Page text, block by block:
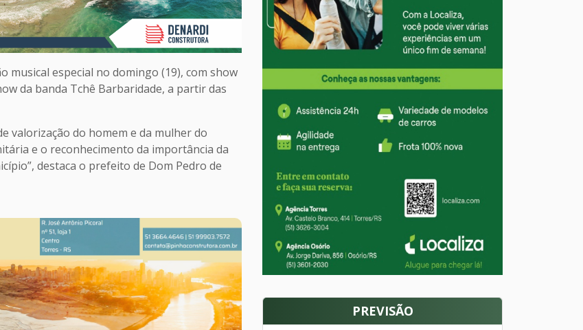
musical especial no domingo (19), com show
da banda Tchê Barbaridade, a partir das
valorização do homem e da mulher do
e o reconhecimento da importância da
destaca o prefeito de Dom Pedro de
PREVISÃO